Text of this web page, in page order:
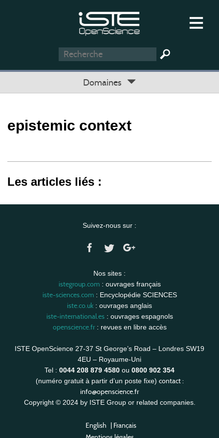
Domaines
epistemic context
Les articles liés :
Suivez-nous sur :
Nos sites :
istegroup.com: ouvrages français
iste-sciences.com: Encyclopédie SCIENCES
iste.co.uk : ouvrages anglais
iste-international.es: ouvrages espagnols
openscience.fr: revues en libre accès
ISTE OpenScience 27-37 St George’s Road – Londres SW19
4EU – Royaume-Uni
Tel : 0044 208 879 4580 ou 0800 902 354
(numéro gratuit à partir d’un poste fixe) contact :
info@openscience.fr
Copyright © 2024 by ISTE Group or related companies.
English | Français